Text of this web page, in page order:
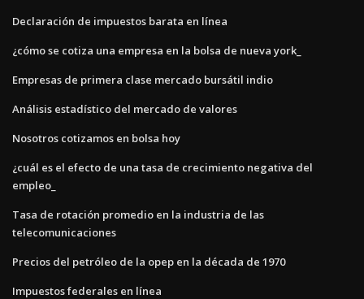
Declaración de impuestos barata en línea
¿cómo se cotiza una empresa en la bolsa de nueva york_
Empresas de primera clase mercado bursátil indio
Análisis estadístico del mercado de valores
Nosotros cotizamos en bolsa hoy
¿cuál es el efecto de una tasa de crecimiento negativa del
empleo_
Tasa de rotación promedio en la industria de las
telecomunicaciones
Precios del petróleo de la opep en la década de 1970
Impuestos federales en línea